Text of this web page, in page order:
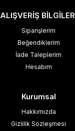
ALIŞVERİŞ
Siparişlerim
Beğendiklerim
İade Taleplerim
Hesabım
Kurumsal
Hakkımızda
Gizlilik Sözleşmesi